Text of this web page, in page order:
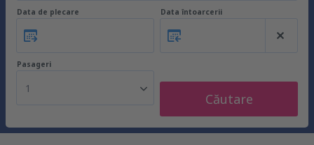
Data de plecare Data întoarcerii
Pasageri
1
Căutare